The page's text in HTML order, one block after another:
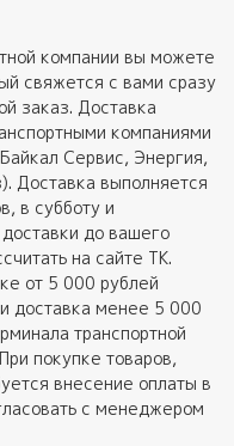
компании вы можете
свяжется с вами сразу
заказ. Доставка
компаниями
Сервис, Энергия,
Доставка выполняется
в субботу и
до вашего
на сайте ТК.
от 5 000 рублей
доставка менее 5 000
транспортной
покупке товаров,
внесение оплаты в
с менеджером